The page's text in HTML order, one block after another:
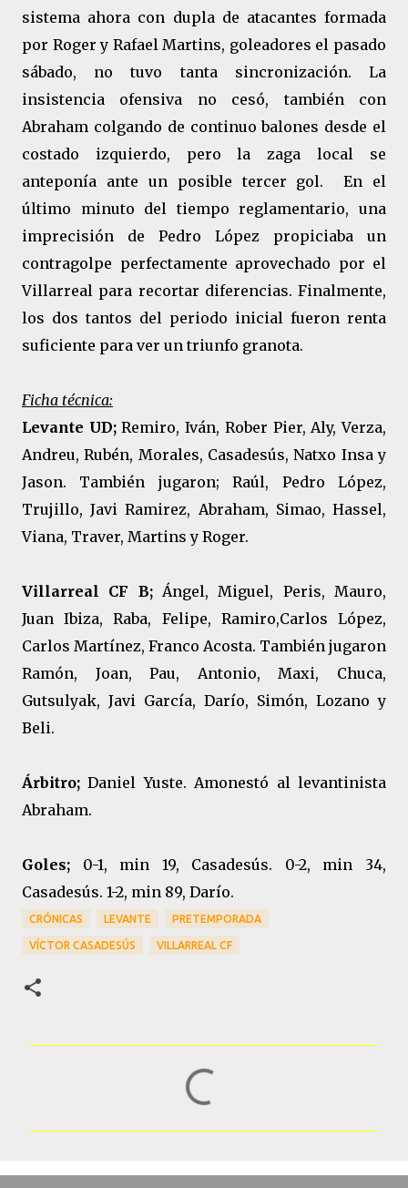
sistema ahora con dupla de atacantes formada
por Roger y Rafael Martins, goleadores el pasado
sábado, no tuvo tanta sincronización. La
insistencia ofensiva no cesó, también con
Abraham colgando de continuo balones desde el
costado izquierdo, pero la zaga local se
anteponía ante un posible tercer gol. En el
último minuto del tiempo reglamentario, una
imprecisión de Pedro López propiciaba un
contragolpe perfectamente aprovechado por el
Villarreal para recortar diferencias. Finalmente,
los dos tantos del periodo inicial fueron renta
suficiente para ver un triunfo granota.
Ficha técnica:
Levante UD;Remiro, Iván, Rober Pier, Aly, Verza,
Andreu, Rubén, Morales, Casadesús, Natxo Insa y
Jason. También jugaron; Raúl, Pedro López,
Trujillo, Javi Ramirez, Abraham, Simao, Hassel,
Viana, Traver, Martins y Roger.
Villarreal CF B;Ángel, Miguel, Peris, Mauro,
Juan Ibiza, Raba, Felipe, Ramiro,Carlos López,
Carlos Martínez, Franco Acosta. También jugaron
Ramón, Joan, Pau, Antonio, Maxi, Chuca,
Gutsulyak, Javi García, Darío, Simón, Lozano y
Beli.
Árbitro; Daniel Yuste. Amonestó al levantinista
Abraham.
Goles; 0-1, min 19, Casadesús. 0-2, min 34,
Casadesús. 1-2, min 89, Darío.
CRÓNICAS LEVANTE PRETEMPORADA
VÍCTOR CASADESÚS VILLARREAL CF
n